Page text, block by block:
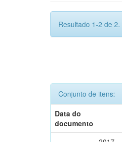
Resultado 1-2 de 2.
Conjunto de itens:
Data do
documento